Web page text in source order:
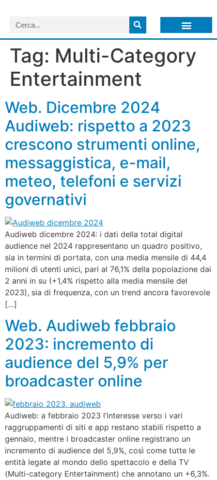
Tag: Multi-Category
Entertainment
Web. Dicembre 2024
Audiweb: rispetto a 2023
crescono strumenti online,
messaggistica, e-mail,
meteo, telefoni e servizi
governativi
Audiweb dicembre 2024: i dati della total digital
audience nel 2024 rappresentano un quadro positivo,
sia in termini di portata, con una media mensile di 44,4
milioni di utenti unici, pari al 76,1% della popolazione dai
2 anni in su (+1,4% rispetto alla media mensile del
2023), sia di frequenza, con un trend ancora favorevole
[…]
Web. Audiweb febbraio
2023: incremento di
audience del 5,9% per
broadcaster online
Audiweb: a febbraio 2023 l’interesse verso i vari
raggruppamenti di siti e app restano stabili rispetto a
gennaio, mentre i broadcaster online registrano un
incremento di audience del 5,9%, così come tutte le
entità legate al mondo dello spettacolo e della TV
(Multi-category Entertainment) che annotano un +6,3%.